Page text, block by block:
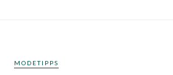
MODETIPPS